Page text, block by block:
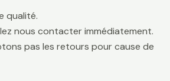
qualité.
nous contacter immédiatement.
pas les retours pour cause de